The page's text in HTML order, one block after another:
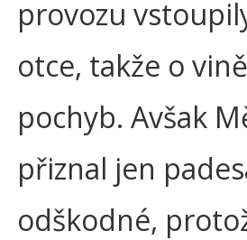
provozu
otce, takže o
pochyb. Avšak
přiznal jen
odškodné,